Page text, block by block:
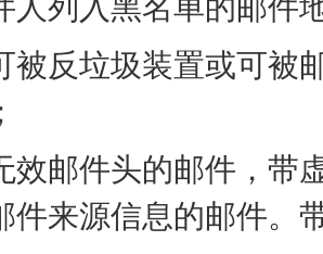
被反垃圾装置或可被
效邮件头的邮件，带
件来源信息的邮件。